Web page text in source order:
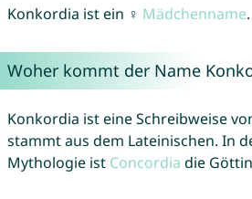
Konkordia ist ein ♀ Mädchenname.
Woher kommt der Name
Konkordia ist eine Schreibweise
stammt aus dem Lateinischen. In
Mythologie ist Concordia die